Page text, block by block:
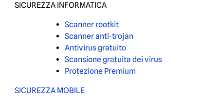
SICUREZZA INFORMATICA
Scanner rootkit
Scanner anti-trojan
Antivirus gratuito
Scansione gratuita dei virus
Protezione Premium
SICUREZZA MOBILE